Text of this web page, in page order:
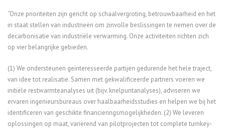
“Onze prioriteiten zijn gericht op schaalvergroting, betrouwbaarheid en het
in staat stellen van industrieën om zinvolle beslissingen te nemen over de
decarbonisatie van industriële verwarming. Onze activiteiten richten zich
op vier belangrijke gebieden.
(1) We ondersteunen geïnteresseerde partijen gedurende het hele traject,
van idee tot realisatie. Samen met gekwalificeerde partners voeren we
initiële restwarmteanalyses uit (bijv. knelpuntanalyses), adviseren we
ervaren ingenieursbureaus over haalbaarheidsstudies en helpen we bij het
identificeren van geschikte financieringsmogelijkheden. (2) We leveren
oplossingen op maat, variërend van pilotprojecten tot complete turnkey-